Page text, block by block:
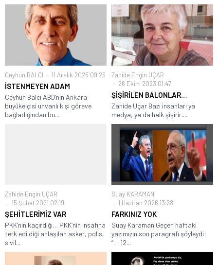
Ceyhun BALCI 11 Aralık 2025 09:25
İSTENMEYEN ADAM
Ceyhun Balcı ABD’nin Ankara
büyükelçisi unvanlı kişi göreve
bağladığından bu...
Zahide Engin UÇAR
26 Ekim 2023 01:47
ŞİŞİRİLEN BALONLAR…
Zahide Uçar Bazı insanları ya
medya, ya da halk şişirir....
Zahide Engin UÇAR
15 Şubat 2021 02:19
ŞEHİTLERİMİZ VAR
PKK’nin kaçırdığı… PKK’nin insafına
terk edildiği anlaşılan asker, polis,
sivil...
Suay KARAMAN
1 Haziran 2026 13:28
FARKINIZ YOK
Suay Karaman Geçen haftaki
yazımızın son paragrafı şöyleydi:
“… 12...